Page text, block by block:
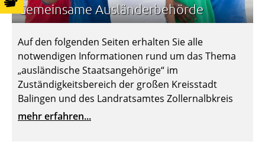
Gemeinsame Ausländerbehörde
Auf den folgenden Seiten erhalten Sie alle
notwendigen Informationen rund um das Thema
„ausländische Staatsangehörige“ im
Zuständigkeitsbereich der großen Kreisstadt
Balingen und des Landratsamtes Zollernalbkreis
mehr erfahren...